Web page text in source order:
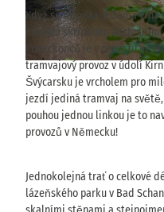
© via www.saechsische-schweiz.de, Philipp
Když se tato stará dáma
mírným skřípáním a
Koneckonců je v provozu už
tramvajový provoz v údolí
Švýcarsku je vrcholem pro
jezdí jediná tramvaj na
pouhou jednou linkou je to
provozů v Německu!
Jednokolejná trať o celkové
lázeňského parku v Bad